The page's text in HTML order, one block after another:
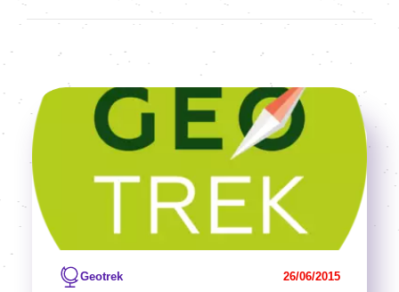
Geotrek 26/06/2015
Voir l'article
Image